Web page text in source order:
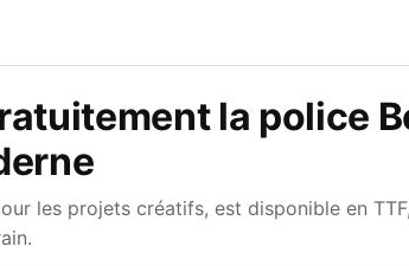
la police
les projets créatifs, est disponible en